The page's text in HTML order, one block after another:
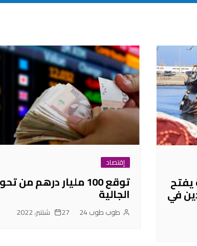
يفتح
في
إقتصاد
توقع 100 مليار درهم من
الجالية
طوب طوب 24 27 شتنبر، 2022